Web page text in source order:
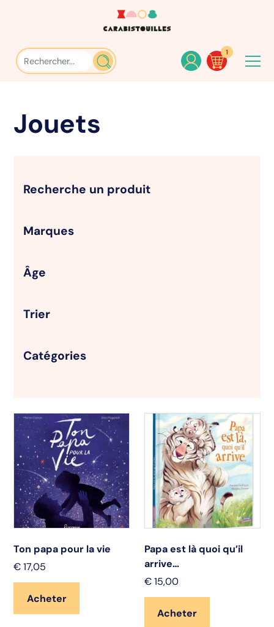
1
Jouets
Recherche un produit
Marques
Âge
Trier
Catégories
Ton papa pour la vie
€ 17,05
Acheter
Papa est là quoi qu’il
arrive…
€ 15,00
Acheter